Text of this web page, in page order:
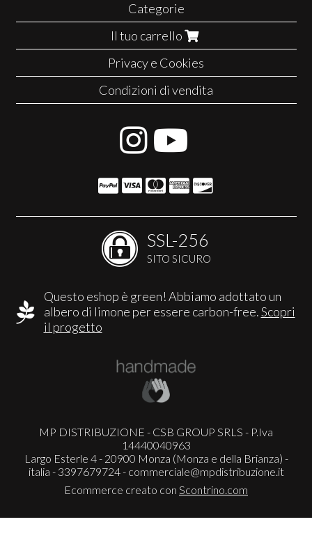
Categorie
Il tuo carrello
Privacy e Cookies
Condizioni di vendita
SSL-256
SITO SICURO
Questo eshop è green! Abbiamo adottato un
albero di limone per essere carbon-free.Scopri
il progetto
MP DISTRIBUZIONE - CSB GROUP SRLS - P.Iva
14440040963
Largo Esterle 4 - 20900 Monza (Monza e della Brianza) -
italia - 3397679724 - commerciale@mpdistribuzione.it
Ecommerce creato con Scontrino.com